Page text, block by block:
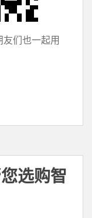
们也一起用
选购智